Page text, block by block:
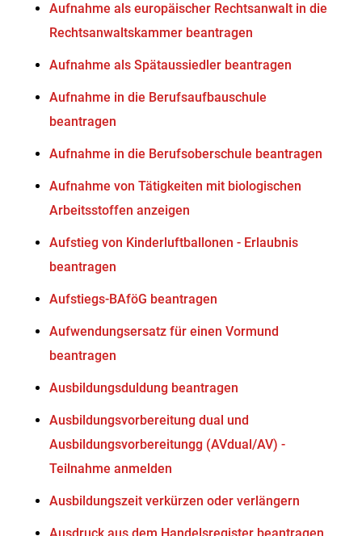
Aufnahme als europäischer Rechtsanwalt in die
Rechtsanwaltskammer beantragen
Aufnahme als Spätaussiedler beantragen
Aufnahme in die Berufsaufbauschule
beantragen
Aufnahme in die Berufsoberschule beantragen
Aufnahme von Tätigkeiten mit biologischen
Arbeitsstoffen anzeigen
Aufstieg von Kinderluftballonen - Erlaubnis
beantragen
Aufstiegs-BAföG beantragen
Aufwendungsersatz für einen Vormund
beantragen
Ausbildungsduldung beantragen
Ausbildungsvorbereitung dual und
Ausbildungsvorbereitungg (AVdual/AV) -
Teilnahme anmelden
Ausbildungszeit verkürzen oder verlängern